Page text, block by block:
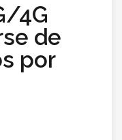
4G
de
por